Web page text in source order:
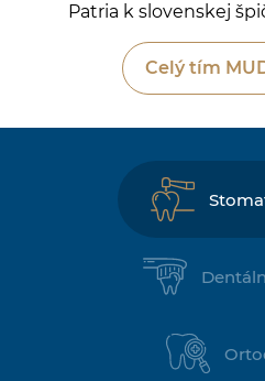
Patria k slovenskej
Celý tím